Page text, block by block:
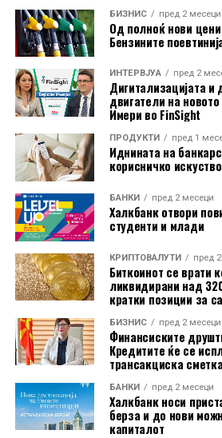
ноември 2022 година.
Со седиште во Франкфурт,
банки во Албанија, Босна и
Македонија, Бугарија, Косово,
Надвор од Југоисточна Европа,
подружници и во Украина, Грузија
Нејзините кредитни активности
микро, мали и средни
БИЗНИС пред 2 месеци
Од полноќ нови
Бензините
ИНТЕРВЈУА пред 2
Дигитализацијата и
двигатели на
Имери во FinSight
ПРОДУКТИ пред 1
Иднината на
корисничко искуство
БАНКИ пред 2 месеци
Халкбанк отвори
студенти и млади
КРИПТОВАЛУТИ пред
Биткоинот се врати
ликвидирани над
кратки позиции за
БИЗНИС пред 2 месеци
Финансиските
Кредитите ќе се
трансакциска сметка
БАНКИ пред 2 месеци
Халкбанк носи
берза и до нови
капиталот